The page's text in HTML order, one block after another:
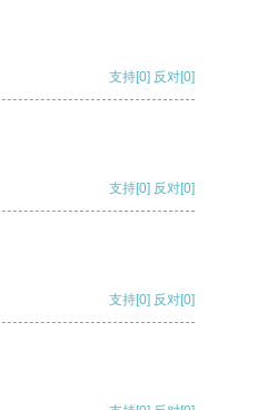
支持[0] 反对[0]
支持[0] 反对[0]
支持[0] 反对[0]